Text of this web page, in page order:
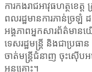
ការកងរាជអាវុធហត្ថខេត្
ពលរដ្ឋមានការភាន់ច្រឡំ
អង្គភាពអ្នកសារព័ត៌មា
ទេសរដ្ឋមន្ដ្រី និងជាប្រធ
ចាត់មន្ត្រីជំនាញ ចុះស៊ើប
អនុគ្រោះ។